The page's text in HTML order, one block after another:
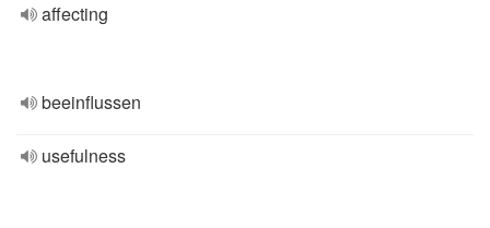
affecting
beeinflussen
usefulness